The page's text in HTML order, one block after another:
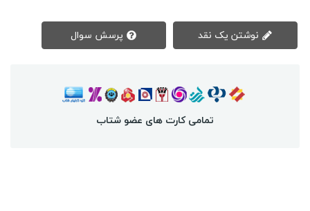
تمامی کارت های عضو شتاب